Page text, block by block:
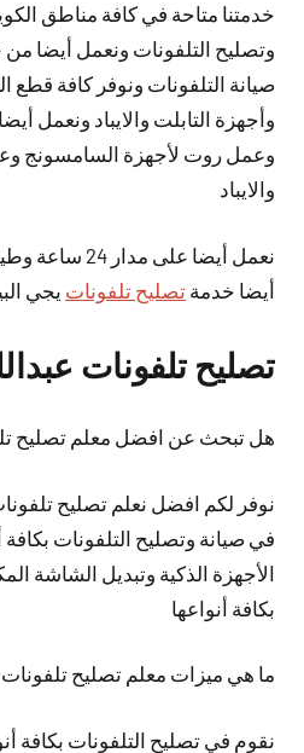
خدمتنا متاحة في كافة مناطق
وتصليح التلفونات ونعمل أيضا
صيانة التلفونات ونوفر كافة قطع
وأجهزة التابلت والايباد ونعمل
وعمل روت لأجهزة السامسونج
والايباد
نعمل أيضا
على مدار 24
أيضا خدمة تصليح تلفونات يجي
تصليح تلفونات
هل تبحث عن افضل معلم تصليح
نوفر لكم افضل نعلم تصليح
في صيانة وتصليح التلفونات
الأجهزة الذكية وتبديل الشاشة
بكافة أنواعها
ما هي ميزات معلم تصليح تلفونات
نقوم في تصليح التلفونات بكافة